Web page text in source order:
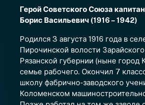
Герой Советского Союза
Борис Васильевич (1916 – 1942)
Родился 3 августа 1916 года в
Пирочинской волости
Рязанской губернии (ныне город
семье рабочего. Окончил 7
школу фабрично-заводского
Коломенском